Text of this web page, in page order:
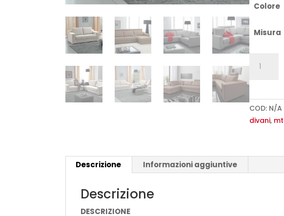
Colore
Misura
Divano
Design
in
Ecopelle
COD: N/A
divani, mt
Descrizione Informazioni aggiuntive
Descrizione
DESCRIZIONE